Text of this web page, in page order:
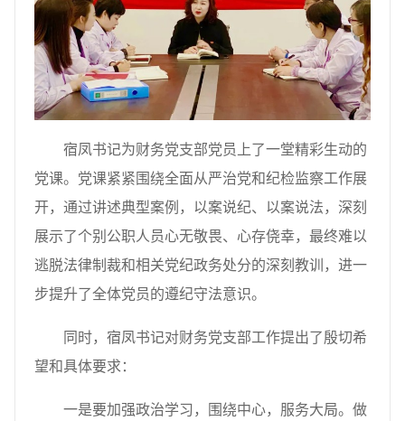
宿凤书记为财务党支部党员上了一堂精彩生动的
党课。党课紧紧围绕全面从严治党和纪检监察工作展
开，通过讲述典型案例，以案说纪、以案说法，深刻
展示了个别公职人员心无敬畏、心存侥幸，最终难以
逃脱法律制裁和相关党纪政务处分的深刻教训，进一
步提升了全体党员的遵纪守法意识。
同时，宿凤书记对财务党支部工作提出了殷切希
望和具体要求：
一是要加强政治学习，围绕中心，服务大局。做